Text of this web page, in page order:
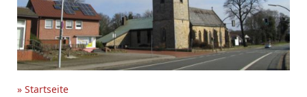
» Startseite